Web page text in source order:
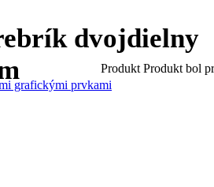
Produkt Produkt bol
dvojdielny